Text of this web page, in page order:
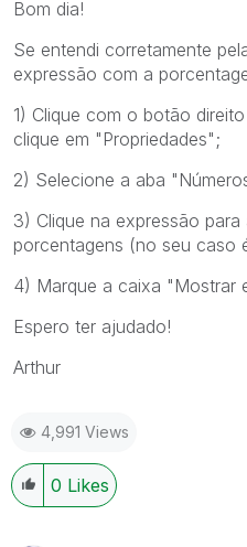
Bom dia!
Se entendi corretamente
expressão com a
1) Clique com o botão
clique em "Propriedades";
2) Selecione a aba
3) Clique na expressão
porcentagens (no seu caso
4) Marque a caixa "Mostrar
Espero ter ajudado!
Arthur
4,991 Views
0 Likes